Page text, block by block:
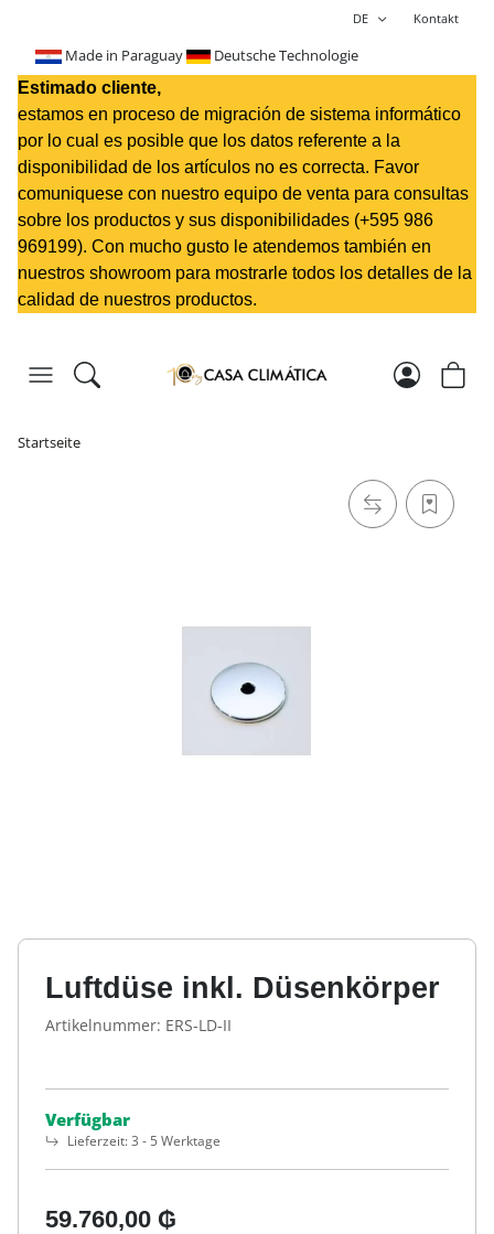
DE Kontakt
Made in Paraguay Deutsche Technologie
Estimado cliente,
estamos en proceso de migración de sistema informático
por lo cual es posible que los datos referente a la
disponibilidad de los artículos no es correcta. Favor
comuniquese con nuestro equipo de venta para consultas
sobre los productos y sus disponibilidades (+595 986
969199). Con mucho gusto le atendemos también en
nuestros showroom para mostrarle todos los detalles de la
calidad de nuestros productos.
Startseite
Luftdüse inkl. Düsenkörper
Artikelnummer: ERS-LD-II
Verfügbar
Lieferzeit:3 - 5 Werktage
59.760,00 ₲